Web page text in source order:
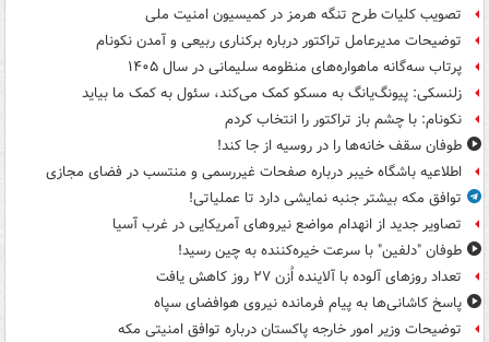
تصویب کلیات طرح تنگه هرمز در کمیسیون امنیت ملی
توضیحات مدیرعامل تراکتور درباره برکناری ربیعی و آمدن نکونام
پرتاب سه‌گانه ماهواره‌های منظومه سلیمانی در سال ۱۴۰۵
زلنسکی: پیونگ‌یانگ به مسکو کمک می‌کند، سئول به کمک ما بیاید
نکونام: با چشم باز تراکتور را انتخاب کردم
طوفان سقف خانه‌ها را در روسیه از جا ‌کند!
اطلاعیه باشگاه خیبر درباره صفحات غیررسمی و منتسب در فضای مجازی
توافق مکه بیشتر جنبه نمایشی دارد تا عملیاتی!
تصاویر جدید از انهدام مواضع نیروهای آمریکایی در غرب آسیا
طوفان "دلفین" با سرعت خیره‌کننده به چین رسید!
تعداد روزهای آلوده با آلاینده اُزن ۲۷ روز کاهش یافت
پاسخ کاشانی‌ها به پیام فرمانده نیروی هوافضای سپاه
توضیحات وزیر امور خارجه پاکستان درباره توافق امنیتی مکه